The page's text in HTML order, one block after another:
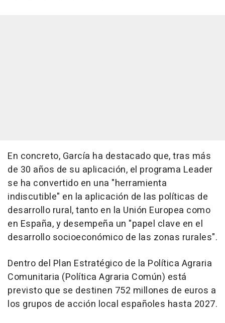
En concreto, García ha destacado que, tras más
de 30 años de su aplicación, el programa Leader
se ha convertido en una "herramienta
indiscutible" en la aplicación de las políticas de
desarrollo rural, tanto en la Unión Europea como
en España, y desempeña un "papel clave en el
desarrollo socioeconómico de las zonas rurales".
Dentro del Plan Estratégico de la Política Agraria
Comunitaria (Política Agraria Común) está
previsto que se destinen 752 millones de euros a
los grupos de acción local españoles hasta 2027.